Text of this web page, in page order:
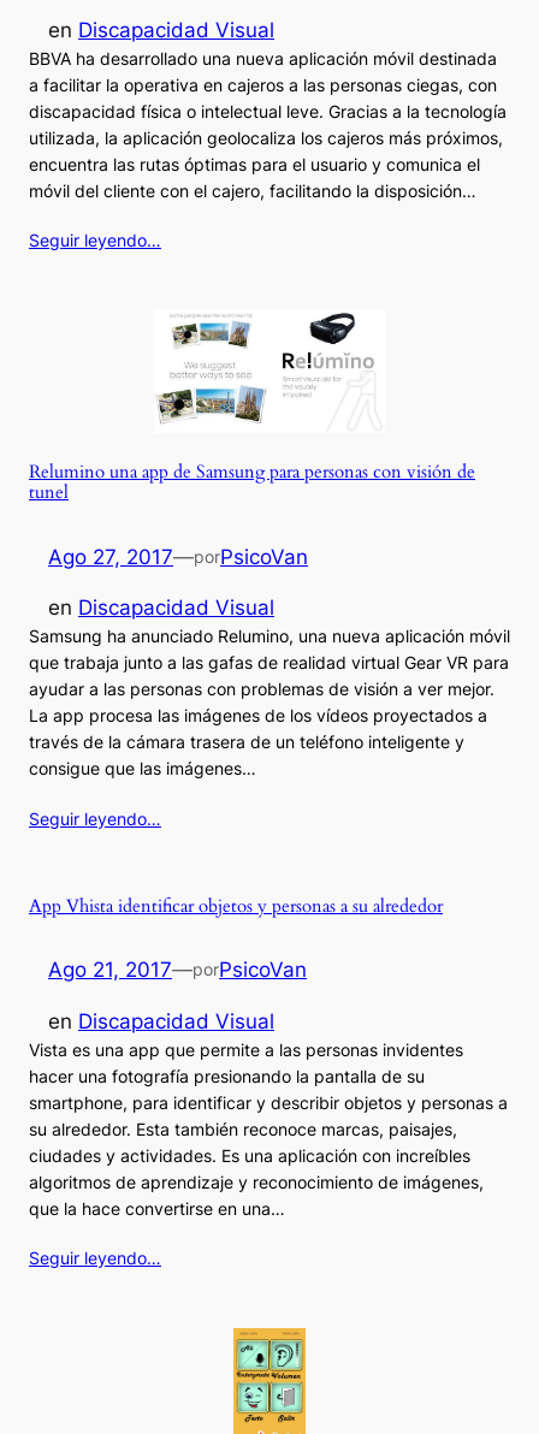
en Discapacidad Visual
BBVA ha desarrollado una nueva aplicación móvil destinada
a facilitar la operativa en cajeros a las personas ciegas, con
discapacidad física o intelectual leve. Gracias a la tecnología
utilizada, la aplicación geolocaliza los cajeros más próximos,
encuentra las rutas óptimas para el usuario y comunica el
móvil del cliente con el cajero, facilitando la disposición…
Seguir leyendo…
Relumino una app de Samsung para personas con visión de
tunel
Ago 27, 2017—porPsicoVan
en Discapacidad Visual
Samsung ha anunciado Relumino, una nueva aplicación móvil
que trabaja junto a las gafas de realidad virtual Gear VR para
ayudar a las personas con problemas de visión a ver mejor.
La app procesa las imágenes de los vídeos proyectados a
través de la cámara trasera de un teléfono inteligente y
consigue que las imágenes…
Seguir leyendo…
App Vhista identificar objetos y personas a su alrededor
Ago 21, 2017—porPsicoVan
en Discapacidad Visual
Vista es una app que permite a las personas invidentes
hacer una fotografía presionando la pantalla de su
smartphone, para identificar y describir objetos y personas a
su alrededor. Esta también reconoce marcas, paisajes,
ciudades y actividades. Es una aplicación con increíbles
algoritmos de aprendizaje y reconocimiento de imágenes,
que la hace convertirse en una…
Seguir leyendo…